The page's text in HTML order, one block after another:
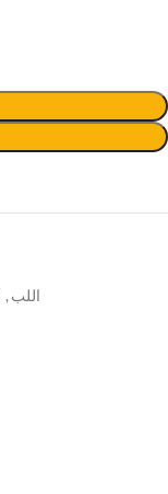
اللب ,